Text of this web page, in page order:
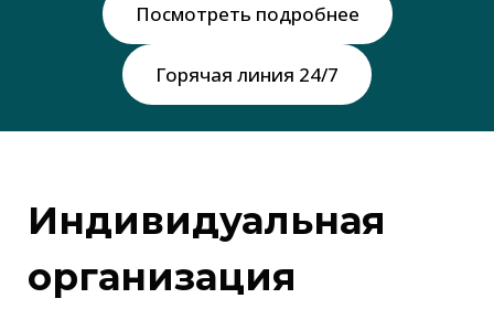
Посмотреть подробнее
Горячая линия 24/7
Индивидуальная
организация